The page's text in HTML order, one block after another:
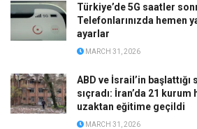
Türkiye’de 5G saatler
Telefonlarınızda hemen
ayarlar
MARCH 31, 2026
ABD ve İsrail’in
sıçradı: İran’da 21
uzaktan eğitime geçildi
MARCH 31, 2026